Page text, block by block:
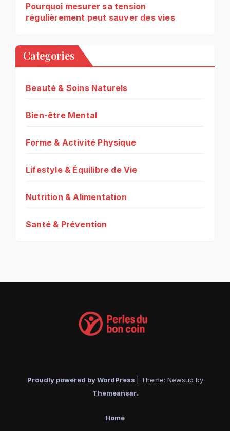
Pourquoi mesurer sa tension
régulièrement peut sauver des vies
Categories
Beauté & Soins Naturels
Bien-être Mental
Forme & Activité Physique
Lifestyle & Équilibre de Vie
Nutrition & Alimentation
Santé & Prévention
Proudly powered by WordPress
Theme: Newsup by
Themeansar.
Home